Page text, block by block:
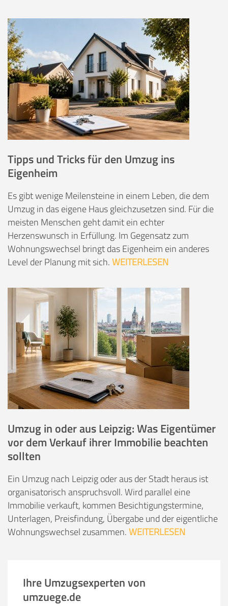
Tipps und Tricks für den Umzug ins
Eigenheim
Es gibt wenige Meilensteine in einem Leben, die dem
Umzug in das eigene Haus gleichzusetzen sind. Für die
meisten Menschen geht damit ein echter
Herzenswunsch in Erfüllung. Im Gegensatz zum
Wohnungswechsel bringt das Eigenheim ein anderes
Level der Planung mit sich.WEITERLESEN
Umzug in oder aus Leipzig: Was Eigentümer
vor dem Verkauf ihrer Immobilie beachten
sollten
Ein Umzug nach Leipzig oder aus der Stadt heraus ist
organisatorisch anspruchsvoll. Wird parallel eine
Immobilie verkauft, kommen Besichtigungstermine,
Unterlagen, Preisfindung, Übergabe und der eigentliche
Wohnungswechsel zusammen.WEITERLESEN
Ihre Umzugsexperten von
umzuege.de